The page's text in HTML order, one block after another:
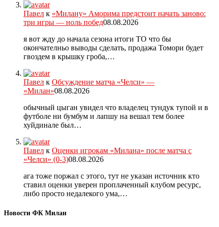
Павел к «Милану» Аморима предстоит начать заново:
три игры — ноль побед08.08.2026
я вот жду до начала сезона итоги ТО что бы
окончателньо выводы сделать, продажа Томори будет
гвоздем в крышку гроба,…
Павел к Обсуждение матча «Челси» —
«Милан»08.08.2026
обычный цыган увидел что владелец тундук тупой и в
футболе ни бумбум и лапшу на вешал тем более
хуйдинале был…
Павел к Оценки игрокам «Милана» после матча с
«Челси» (0-3)08.08.2026
ага тоже поржал с этого, тут не указан источник кто
ставил оценки уверен проплаченный клубом ресурс,
либо просто недалекого ума,…
Новости ФК Милан